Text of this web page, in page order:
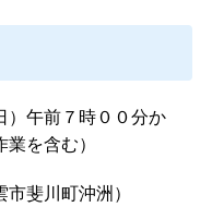
）午前７時００分か
を含む）
斐川町沖洲）